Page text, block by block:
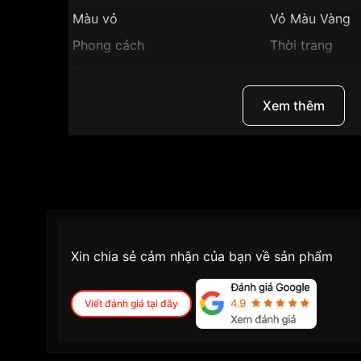
Màu vỏ
Vỏ Màu Vàng
Phong cách
Thời trang
6mm
Mặt đen
Xem thêm
Xin chia sẻ cảm nhận của bạn về sản phẩm
Viết đánh giá tại đây